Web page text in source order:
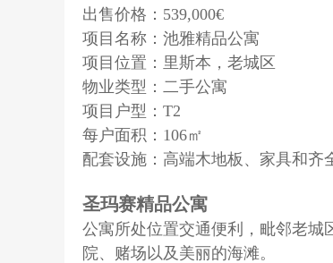
出售价格：539,000€
项目名称：池雅精品公寓
项目位置：里斯本，老城区
物业类型：二手公寓
项目户型：T2
每户面积：106㎡
配套设施：高端木地板、家具和齐
圣玛赛精品公寓
公寓所处位置交通便利，毗邻老城
院、赌场以及美丽的海滩。